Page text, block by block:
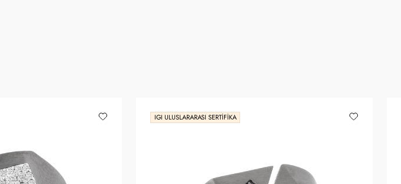
IGI ULUSLARARASI SERTIFIKA